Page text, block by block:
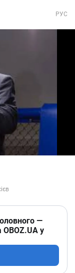
РУС
—
OBOZ.UA у